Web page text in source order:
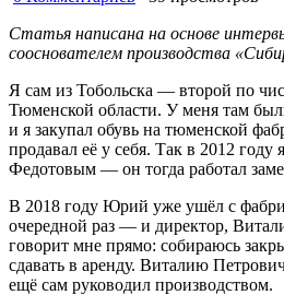
Статья написана на основе
сооснователем производства
Я сам из Тобольска — второй по
Тюменской области. У меня там
и я закупал обувь на тюменской
продавал её у себя. Так в 2012
Федотовым — он тогда работал
В 2018 году Юрий уже ушёл с
очередной раз — и директор,
говорит мне прямо: собираюсь
сдавать в аренду. Виталию
ещё сам руководил производством.